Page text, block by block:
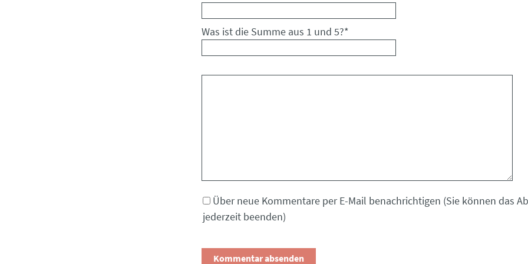
Was ist die Summe aus 1 und 5?*
Über neue Kommentare per E-Mail benachrichtigen (Sie können das
jederzeit beenden)